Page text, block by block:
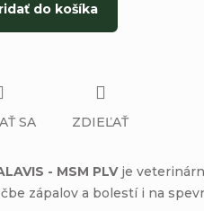
do košíka
- MSM PLVje
zápalov a bolestí i na
SA ZDIEĽAŤ